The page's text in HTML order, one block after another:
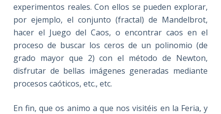
experimentos reales. Con ellos se pueden explorar,
por ejemplo, el conjunto (fractal) de Mandelbrot,
hacer el Juego del Caos, o encontrar caos en el
proceso de buscar los ceros de un polinomio (de
grado mayor que 2) con el método de Newton,
disfrutar de bellas imágenes generadas mediante
procesos caóticos, etc., etc.
En fin, que os animo a que nos visitéis en la Feria, y